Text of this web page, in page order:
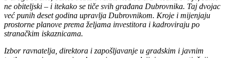
ne obiteljski – i itekako se tiče svih građana Dubrovnika. Taj dvojac
već punih deset godina upravlja Dubrovnikom. Kroje i mijenjaju
prostorne planove prema željama investitora i kadroviraju po
stranačkim iskaznicama.
Izbor ravnatelja, direktora i zapošljavanje u gradskim i javnim